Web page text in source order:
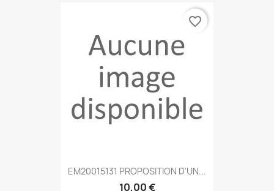
EM20015131 PROPOSITION D'UN...
10,00 €
favorite_border